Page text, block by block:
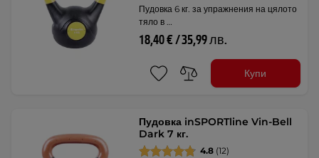
Пудовка 6 кг. за упражнения на цялото
тяло в …
18,40 € / 35,99 лв.
Купи
Пудовка inSPORTline Vin-Bell
Dark 7 кг.
4.8 (12)